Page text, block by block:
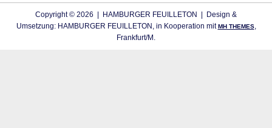
Copyright © 2026 | HAMBURGER FEUILLETON | Design &
Umsetzung: HAMBURGER FEUILLETON, in Kooperation mitMH THEMES,
Frankfurt/M.